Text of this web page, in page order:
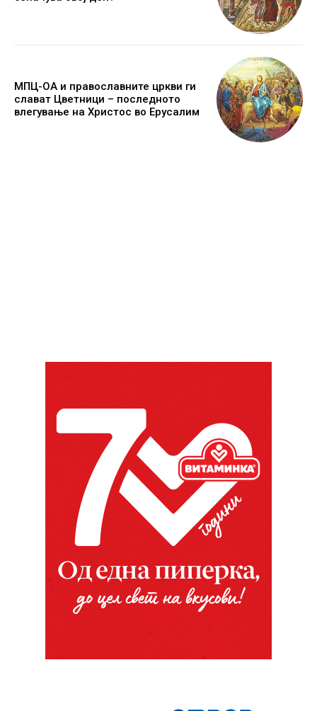
МПЦ-ОА и православните цркви ги
слават Цветници – последното
влегување на Христос во Ерусалим